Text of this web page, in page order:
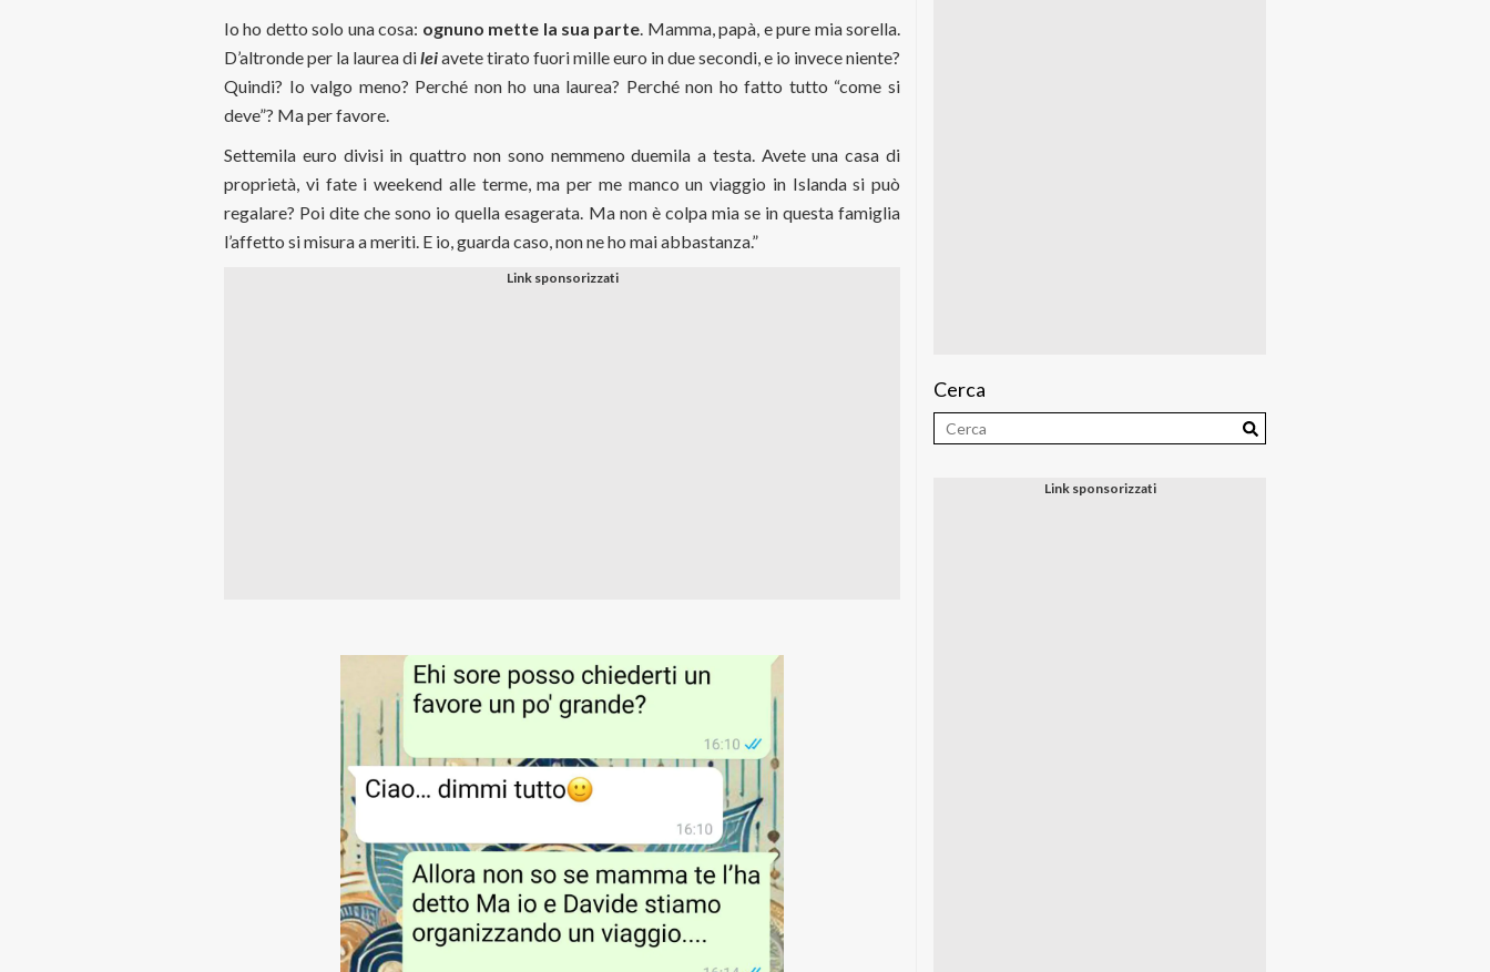
Io ho detto solo una cosa: ognuno mette la sua parte. Mamma, papà, e pure mia sorella.
D’altronde per la laurea dileiavete tirato fuori mille euro in due secondi, e io invece niente?
Quindi? Io valgo meno? Perché non ho una laurea? Perché non ho fatto tutto “come si
deve”? Ma per favore.
Settemila euro divisi in quattro non sono nemmeno duemila a testa. Avete una casa di
proprietà, vi fate i weekend alle terme, ma per me manco un viaggio in Islanda si può
regalare? Poi dite che sono io quella esagerata. Ma non è colpa mia se in questa famiglia
l’affetto si misura a meriti. E io, guarda caso, non ne ho mai abbastanza.”
Cerca